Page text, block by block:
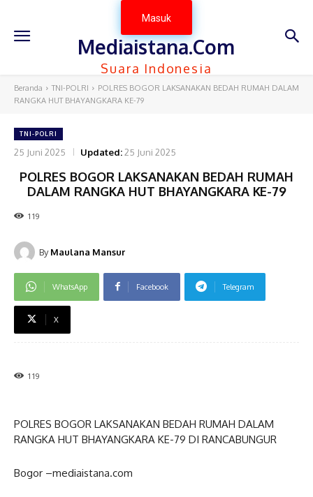
Masuk
Mediaistana.Com
Suara Indonesia
Beranda TNI-POLRI
POLRES BOGOR LAKSANAKAN BEDAH RUMAH DALAM
RANGKA HUT BHAYANGKARA KE-79
TNI-POLRI
25 Juni 2025 Updated:25 Juni 2025
POLRES BOGOR LAKSANAKAN BEDAH RUMAH
DALAM RANGKA HUT BHAYANGKARA KE-79
119
By Maulana Mansur
WhatsApp Facebook Telegram
X
119
POLRES BOGOR LAKSANAKAN BEDAH RUMAH DALAM
RANGKA HUT BHAYANGKARA KE-79 DI RANCABUNGUR
Bogor –mediaistana.com